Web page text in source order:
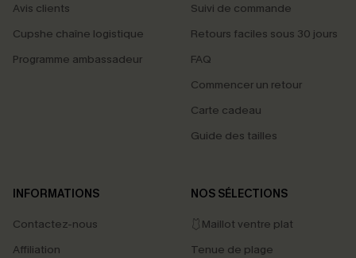
Avis clients
Cupshe chaîne logistique
Programme ambassadeur
Suivi de commande
Retours faciles sous 30 jours
FAQ
Commencer un retour
Carte cadeau
Guide des tailles
INFORMATIONS
Contactez-nous
Affiliation
NOS SÉLECTIONS
🩱Maillot ventre plat
Tenue de plage